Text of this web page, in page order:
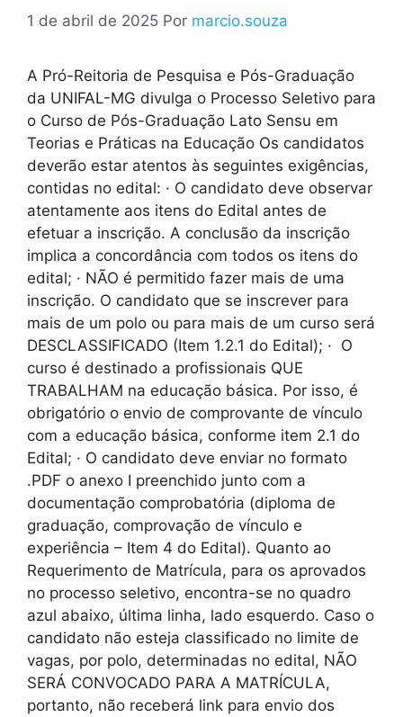
1 de abril de 2025 Por marcio.souza
A Pró-Reitoria de Pesquisa e Pós-Graduação
da UNIFAL-MG divulga o Processo Seletivo para
o Curso de Pós-Graduação Lato Sensu em
Teorias e Práticas na Educação Os candidatos
deverão estar atentos às seguintes exigências,
contidas no edital: · O candidato deve observar
atentamente aos itens do Edital antes de
efetuar a inscrição. A conclusão da inscrição
implica a concordância com todos os itens do
edital; · NÃO é permitido fazer mais de uma
inscrição. O candidato que se inscrever para
mais de um polo ou para mais de um curso será
DESCLASSIFICADO (Item 1.2.1 do Edital); · O
curso é destinado a profissionais QUE
TRABALHAM na educação básica. Por isso, é
obrigatório o envio de comprovante de vínculo
com a educação básica, conforme item 2.1 do
Edital; · O candidato deve enviar no formato
.PDF o anexo I preenchido junto com a
documentação comprobatória (diploma de
graduação, comprovação de vínculo e
experiência – Item 4 do Edital). Quanto ao
Requerimento de Matrícula, para os aprovados
no processo seletivo, encontra-se no quadro
azul abaixo, última linha, lado esquerdo. Caso o
candidato não esteja classificado no limite de
vagas, por polo, determinadas no edital, NÃO
SERÁ CONVOCADO PARA A MATRÍCULA,
portanto, não receberá link para envio dos